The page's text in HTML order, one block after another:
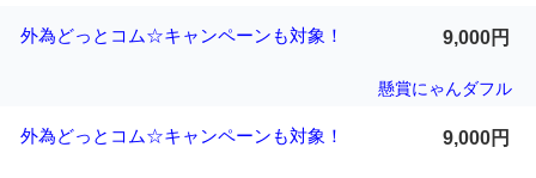
外為どっとコム☆キャンペーンも対象！ 9,000円
懸賞にゃんダフル
外為どっとコム☆キャンペーンも対象！ 9,000円